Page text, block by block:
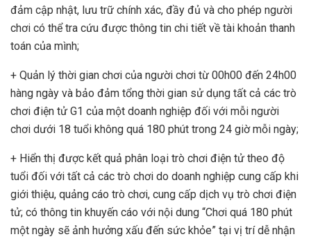
đảm cập nhật, lưu trữ chính xác, đầy đủ và cho phép người
chơi có thể tra cứu được thông tin chi tiết về tài khoản thanh
toán của mình;
+ Quản lý thời gian chơi của người chơi từ 00h00 đến 24h00
hàng ngày và bảo đảm tổng thời gian sử dụng tất cả các trò
chơi điện tử G1 của một doanh nghiệp đối với mỗi người
chơi dưới 18 tuổi không quá 180 phút trong 24 giờ mỗi ngày;
+ Hiển thị được kết quả phân loại trò chơi điện tử theo độ
tuổi đối với tất cả các trò chơi do doanh nghiệp cung cấp khi
giới thiệu, quảng cáo trò chơi, cung cấp dịch vụ trò chơi điện
tử; có thông tin khuyến cáo với nội dung “Chơi quá 180 phút
một ngày sẽ ảnh hưởng xấu đến sức khỏe” tại vị trí dễ nhận